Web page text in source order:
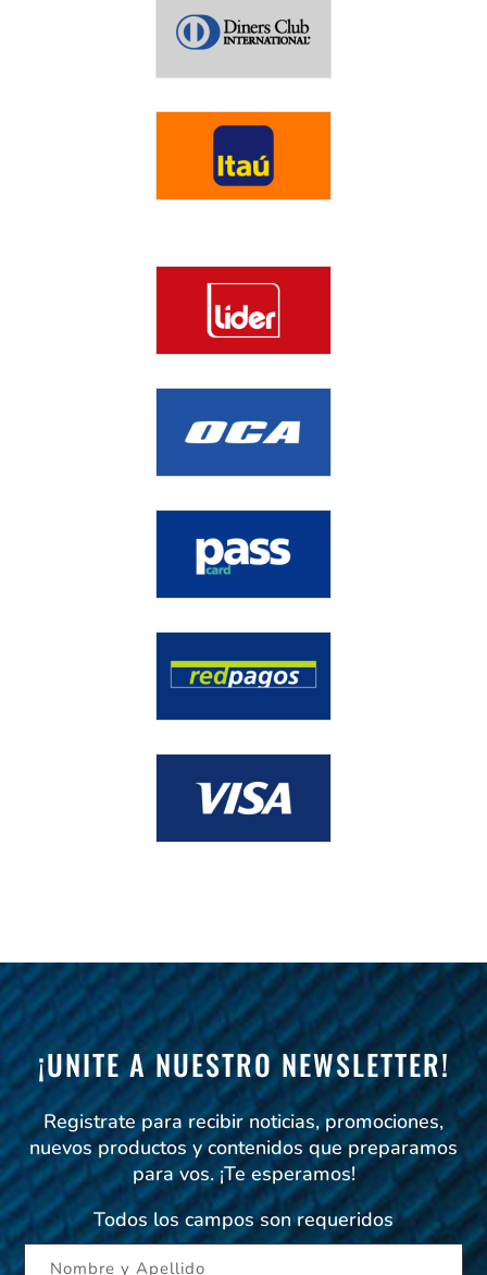
¡UNITE A NUESTRO NEWSLETTER!
Registrate para recibir noticias, promociones,
nuevos productos y contenidos que preparamos
para vos. ¡Te esperamos!
Todos los campos son requeridos